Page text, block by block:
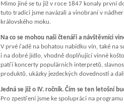
Mimo jiné se tu již v roce 1847 konaly první
tuto tradici jsme navázali a vinobraní v
královského moku.
Na co se mohou naši čtenáři a návštěvníci
V prvé řadě na bohatou nabídku vín, také na
i na dobré jídlo, vhodně doplňující vinné
patří koncerty populárních interpretů,
produktů, ukázky jezdeckých dovedností a
Jedná se již o IV. ročník. Čím se ten letošní
Pro zpestření jsme ke spolupráci na